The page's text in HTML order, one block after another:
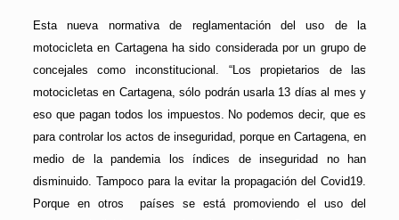
Esta nueva normativa de reglamentación del uso de la
motocicleta en Cartagena ha sido considerada por un grupo de
concejales como inconstitucional. “Los propietarios de las
motocicletas en Cartagena, sólo podrán usarla 13 días al mes y
eso que pagan todos los impuestos. No podemos decir, que es
para controlar los actos de inseguridad, porque en Cartagena, en
medio de la pandemia los índices de inseguridad no han
disminuido. Tampoco para la evitar la propagación del Covid19.
Porque en otros países se está promoviendo el uso del